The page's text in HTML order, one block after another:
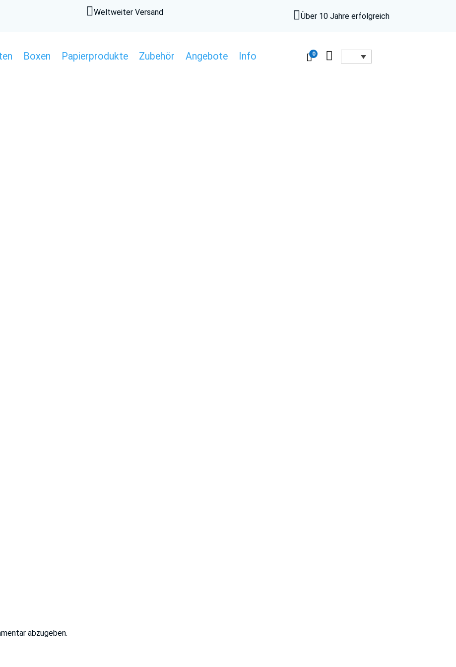
Weltweiter Versand Über 10 Jahre erfolgreich
Boxen Papierprodukte Zubehör Angebote Info 0 
abzugeben.